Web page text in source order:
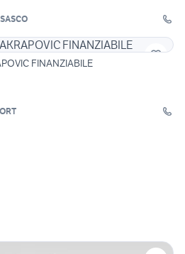
FINANZIABILE